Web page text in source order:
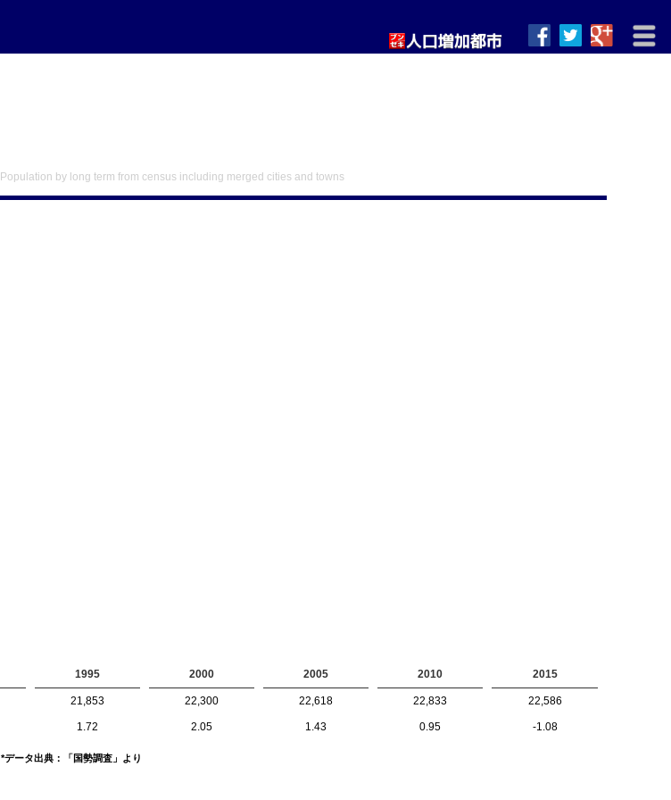
Population by long term from census including merged cities and towns
1995 2000 2005 2010 2015
21,853 22,300 22,618 22,833 22,586
1.72 2.05 1.43 0.95 -1.08
*データ出典：「国勢調査」より